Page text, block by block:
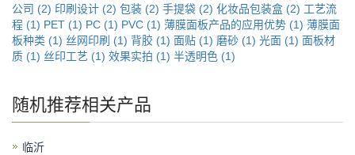
公司 (2) 印刷设计 (2) 包装 (2) 手提袋 (2) 化妆品包装盒 (2) 工艺流
程 (1) PET (1) PC (1) PVC (1) 薄膜面板产品的应用优势 (1) 薄膜面
板种类 (1) 丝网印刷 (1) 背胶 (1) 面贴 (1) 磨砂 (1) 光面 (1) 面板材
质 (1) 丝印工艺 (1) 效果实拍 (1) 半透明色 (1)
随机推荐相关产品
临沂